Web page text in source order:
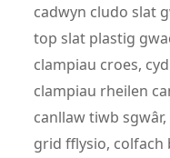
cadwyn cludo slat
top slat plastig
clampiau croes,
clampiau rheilen
canllaw tiwb
grid fflysio, colfach